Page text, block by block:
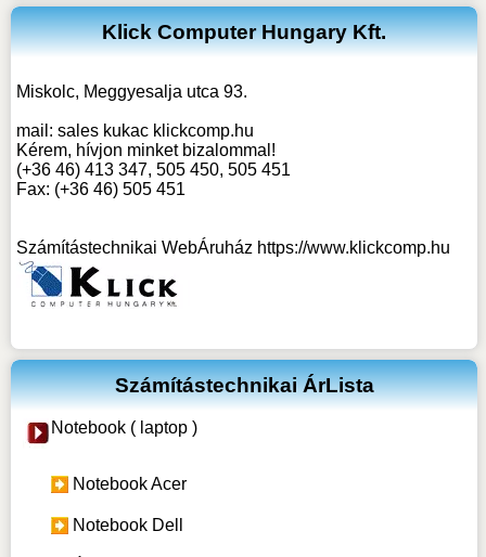
Klick Computer Hungary Kft.
Miskolc, Meggyesalja utca 93.
mail: sales kukac klickcomp.hu
Kérem, hívjon minket bizalommal!
(+36 46) 413 347, 505 450, 505 451
Fax: (+36 46) 505 451
Számítástechnikai WebÁruház https://www.klickcomp.hu
Számítástechnikai ÁrLista
Notebook ( laptop )
Notebook Acer
Notebook Dell